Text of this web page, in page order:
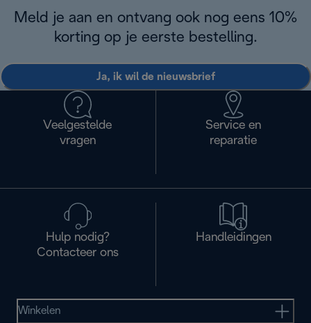
Meld je aan en ontvang ook nog eens 10%
korting op je eerste bestelling.
Ja, ik wil de nieuwsbrief
Veelgestelde
vragen
Service en
reparatie
Hulp nodig?
Contacteer ons
Handleidingen
Winkelen